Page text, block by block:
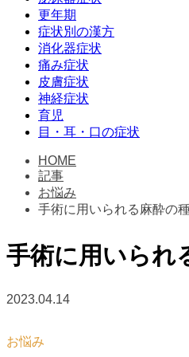
更年期
症状別の漢方
消化器症状
痛み症状
皮膚症状
神経症状
育児
目・耳・口の症状
HOME
記事
お悩み
手術に用いられる麻酔の
手術に用いられ
2023.04.14
お悩み